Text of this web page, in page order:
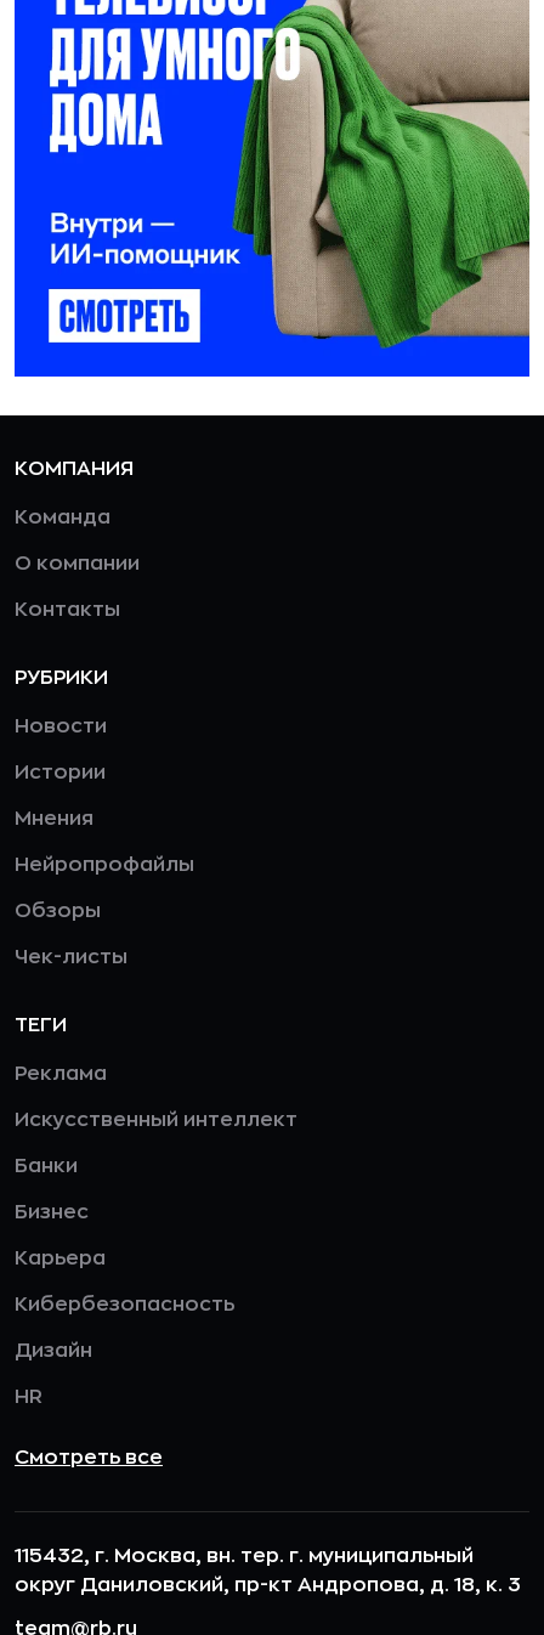
КОМПАНИЯ
Команда
О компании
Контакты
РУБРИКИ
Новости
Истории
Мнения
Нейропрофайлы
Обзоры
Чек-листы
ТЕГИ
Реклама
Искусственный интеллект
Банки
Бизнес
Карьера
Кибербезопасность
Дизайн
HR
Смотреть все
115432, г. Москва, вн. тер. г. муниципальный
округ Даниловский, пр-кт Андропова, д. 18, к. 3
team@rb.ru